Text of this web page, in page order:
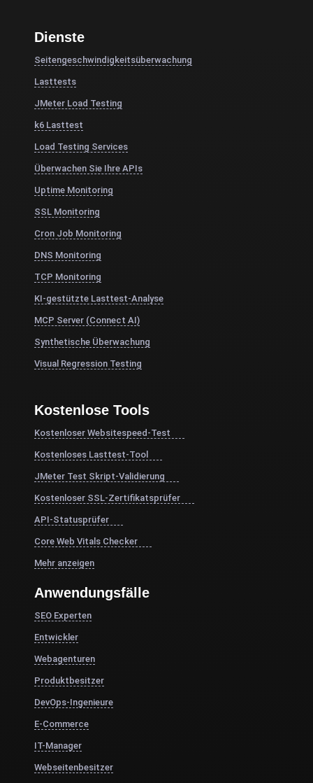
Dienste
Seitengeschwindigkeitsüberwachung
Lasttests
JMeter Load Testing
k6 Lasttest
Load Testing Services
Überwachen Sie Ihre APIs
Uptime Monitoring
SSL Monitoring
Cron Job Monitoring
DNS Monitoring
TCP Monitoring
KI-gestützte Lasttest-Analyse
MCP Server (Connect AI)
Synthetische Überwachung
Visual Regression Testing
Kostenlose Tools
Kostenloser Websitespeed-Test
Kostenloses Lasttest-Tool
JMeter Test Skript-Validierung
Kostenloser SSL-Zertifikatsprüfer
API-Statusprüfer
Core Web Vitals Checker
Mehr anzeigen
Anwendungsfälle
SEO Experten
Entwickler
Webagenturen
Produktbesitzer
DevOps-Ingenieure
E-Commerce
IT-Manager
Webseitenbesitzer